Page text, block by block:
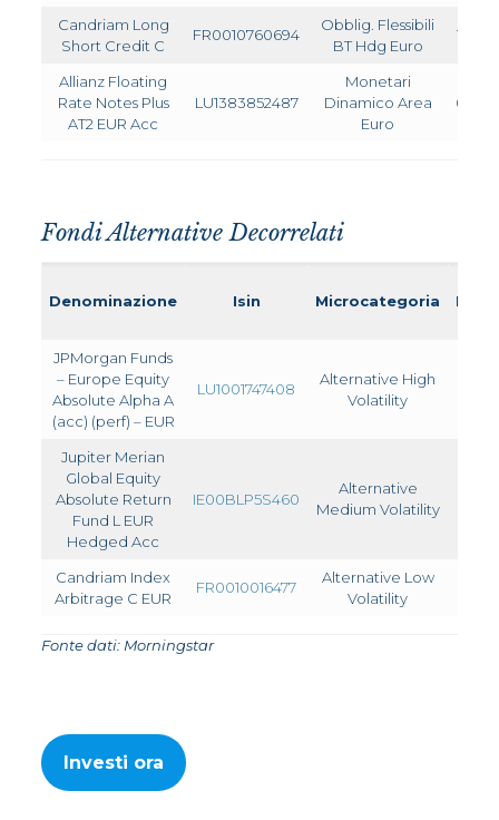
Candriam Long
Short Credit C
FR0010760694
Obblig. Flessibili
BT Hdg Euro
1,240
Allianz Floating
Rate Notes Plus
AT2 EUR Acc
LU1383852487
Monetari
Dinamico Area
Euro
0,410
Fondi Alternative Decorrelati
Denominazione Isin Microcategoria
JPMorgan Funds
– Europe Equity
Absolute Alpha A
(acc) (perf) – EUR
LU1001747408
Alternative High
Volatility
Jupiter Merian
Global Equity
Absolute Return
Fund L EUR
Hedged Acc
IE00BLP5S460
Alternative
Medium Volatility
Candriam Index
Arbitrage C EUR
FR0010016477
Alternative Low
Volatility
Fonte dati: Morningstar
Investi ora